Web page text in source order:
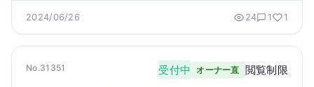
2024/06/26 24 1 1
No.31351 受付中 オーナー直 閲覧制限